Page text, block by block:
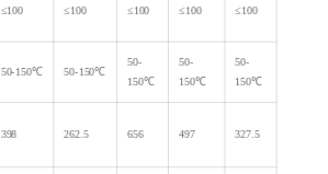
≤100 ≤100 ≤100 ≤100 ≤100
50-150℃ 50-150℃
50-
150℃
50-
150℃
50-
150℃
398 262.5 656 497 327.5